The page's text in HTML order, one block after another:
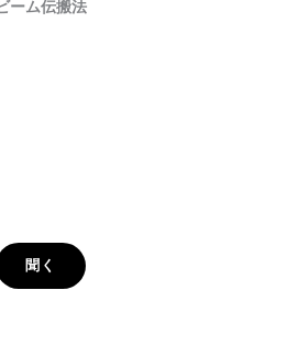
ビーム伝搬法
聞く